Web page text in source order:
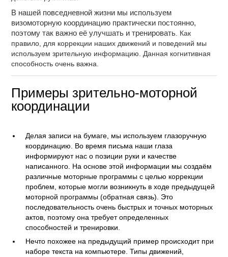
В нашей повседневной жизни мы используем
визомоторную координацию практически постоянно,
поэтому так важно её улучшать и тренировать . Как
правило, для коррекции наших движений и поведений мы
используем зрительную информацию. Данная когнитивная
способность очень важна.
Примеры зрительно-моторной
координации
Делая записи на бумаге, мы используем глазоручную
координацию. Во время письма наши глаза
информируют нас о позиции руки и качестве
написанного. На основе этой информации мы создаём
различные моторные программы с целью коррекции
проблем, которые могли возникнуть в ходе предыдущей
моторной программы (обратная связь). Это
последовательность очень быстрых и точных моторных
актов, поэтому она требует определенных
способностей и тренировки.
Нечто похожее на предыдущий пример происходит при
наборе текста на компьютере. Типы движений,